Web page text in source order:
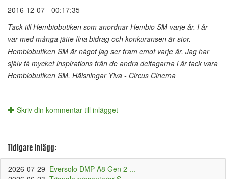
2016-12-07 - 00:17:35
Tack till Hembiobutiken som anordnar Hembio SM varje år. I år
var med många jätte fina bidrag och konkuransen är stor.
Hembiobutiken SM är något jag ser fram emot varje år. Jag har
själv få mycket inspirations från de andra deltagarna i år tack vara
Hembiobutiken SM. Hälsningar Ylva - Circus Cinema
Skriv din kommentar till inlägget
Tidigare inlägg:
2026-07-29 Eversolo DMP-A8 Gen 2 ...